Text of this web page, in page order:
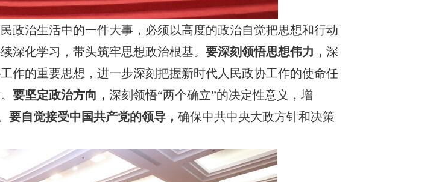
政治生活中的一件大事，必须以高度的政治自觉把思想和行动
深化学习，带头筑牢思想政治根基。 要深刻领悟思想伟力， 深
作的重要思想，进一步深刻把握新时代人民政协工作的使命任
要坚定政治方向， 深刻领悟“两个确立”的决定性意义，增
要自觉接受中国共产党的领导， 确保中共中央大政方针和决策